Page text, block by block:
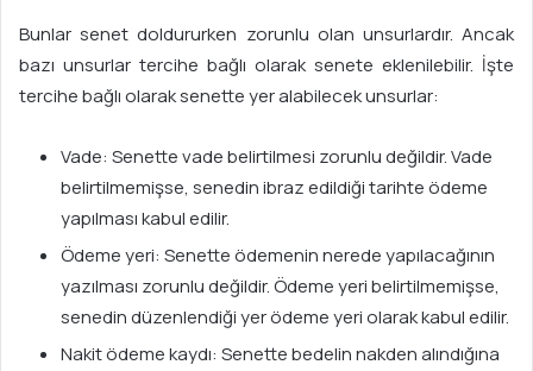
Bunlar senet doldururken zorunlu olan unsurlardır. Ancak
bazı unsurlar tercihe bağlı olarak senete eklenilebilir. İşte
tercihe bağlı olarak senette yer alabilecek unsurlar:
Vade: Senette vade belirtilmesi zorunlu değildir. Vade
belirtilmemişse, senedin ibraz edildiği tarihte ödeme
yapılması kabul edilir.
Ödeme yeri: Senette ödemenin nerede yapılacağının
yazılması zorunlu değildir. Ödeme yeri belirtilmemişse,
senedin düzenlendiği yer ödeme yeri olarak kabul edilir.
Nakit ödeme kaydı: Senette bedelin nakden alındığına